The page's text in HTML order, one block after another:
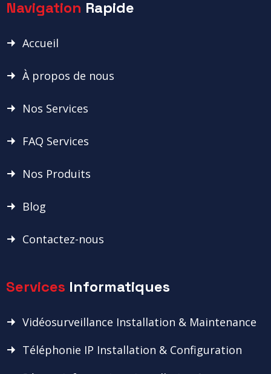
Navigation Rapide
Accueil
À propos de nous
Nos Services
FAQ Services
Nos Produits
Blog
Contactez-nous
Services Informatiques
Vidéosurveillance Installation & Maintenance
Téléphonie IP Installation & Configuration